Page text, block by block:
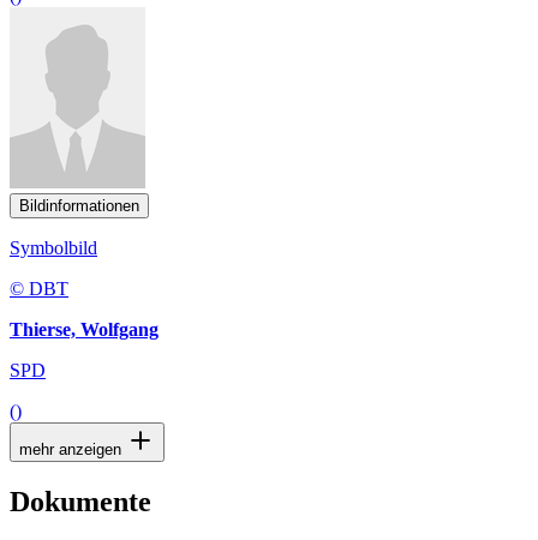
Bildinformationen
Symbolbild
© DBT
Thierse, Wolfgang
SPD
()
mehr anzeigen
Dokumente